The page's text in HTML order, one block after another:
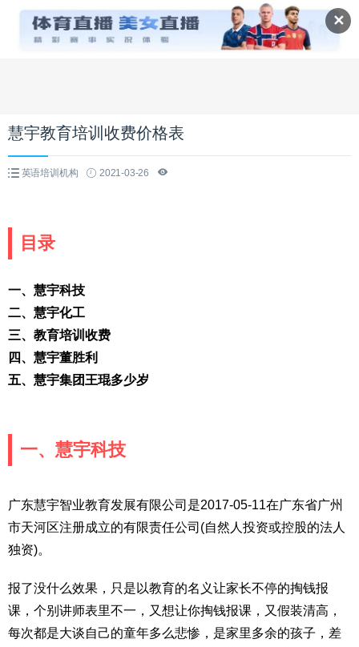
✕
慧宇教育培训收费价格表
英语培训机构 2021-03-26
目录
一、慧宇科技
二、慧宇化工
三、教育培训收费
四、慧宇董胜利
五、慧宇集团王琨多少岁
一、慧宇科技
广东慧宇智业教育发展有限公司是2017-05-11在广东省广州
市天河区注册成立的有限责任公司(自然人投资或控股的法人
独资)。
报了没什么效果，只是以教育的名义让家长不停的掏钱报
课，个别讲师表里不一，又想让你掏钱报课，又假装清高，
每次都是大谈自己的童年多么悲惨，是家里多余的孩子，差